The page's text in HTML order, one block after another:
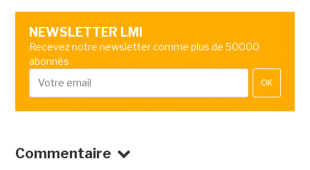
NEWSLETTER LMI
Recevez notre newsletter comme plus de 50000
abonnés
OK
Commentaire